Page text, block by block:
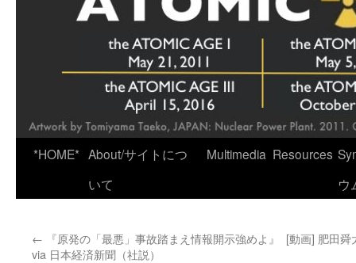
*HOME* About/サイトにつ
いて
Multimedia Resources
ウ
← 『原発の「最悪」事故踏まえ情報開示強めよ』
via 日本経済新聞（社説）
[動画] 肥田舜